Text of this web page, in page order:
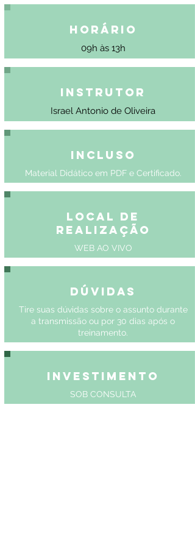
Horário
09h às 13h
Instrutor
Israel Antonio de Oliveira
Incluso
Material Didático em PDF e Certificado.
Local de
Realização
WEB AO VIVO
Dúvidas
Tire suas dúvidas sobre o assunto durante
a transmissão ou por 30 dias após o
treinamento.
Investimento
SOB CONSULTA